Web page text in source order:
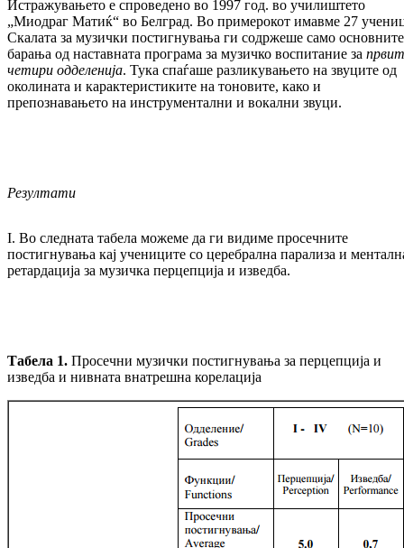
Истражувањето е спроведено во 1997 год. во учи­лиштето
„Миодраг Матиќ“ во Белград. Во примерокот имавме 27
Скалата за музички постигнувања ги содржеше само основните
барања од наставната програма за музичко воспитание за
четири одделенија. Тука спаѓаше разликувањето на звуците од
околината и карактеристиките на тоновите, како и
препознавањето на инстру­мен­тални и вокални звуци.
Резултати
I. Во следната табела можеме да ги видиме просечните
постигнувања кај учениците со церебрална парализа и
ретардација за музичка перцепција и изведба.
Табела 1. Просечни музички постигнувања за перцепција и
изведба и нивната внатрешна корелација